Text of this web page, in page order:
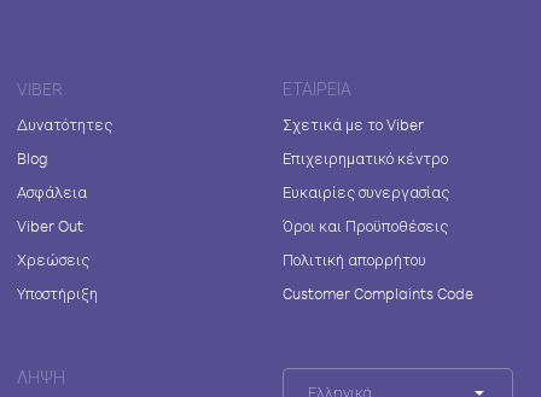
VIBER
Δυνατότητες
Blog
Ασφάλεια
Viber Out
Χρεώσεις
Υποστήριξη
ΕΤΑΙΡΕΊΑ
Σχετικά με το Viber
Επιχειρηματικό κέντρο
Ευκαιρίες συνεργασίας
Όροι και Προϋποθέσεις
Πολιτική απορρήτου
Customer Complaints Code
ΛΉΨΗ
Ελληνικά